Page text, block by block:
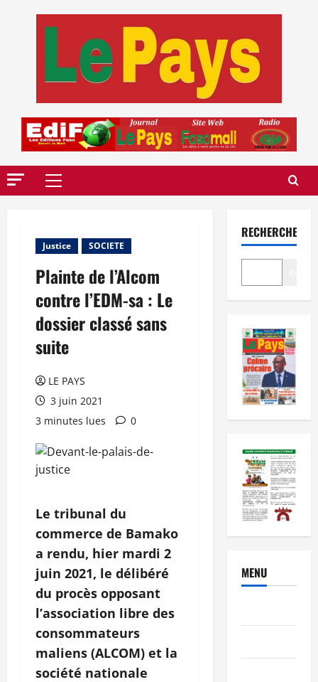
Menu
Justice SOCIETE
Plainte de l’Alcom
contre l’EDM-sa : Le
dossier classé sans
suite
LE PAYS
3 juin 2021
3 minutes lues
0
Le tribunal du
commerce de Bamako
a rendu, hier mardi 2
juin 2021, le délibéré
du procès opposant
l’association libre des
consommateurs
maliens (ALCOM) et la
société nationale
RECHERCHER
MENU